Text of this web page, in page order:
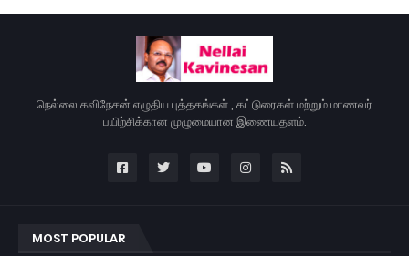
நெல்லை கவிநேசன் எழுதிய புத்தகங்கள் , கட்டுரைகள் மற்றும் மாணவர்
பயிற்சிக்கான முழுமையான இணையதளம்.
MOST POPULAR